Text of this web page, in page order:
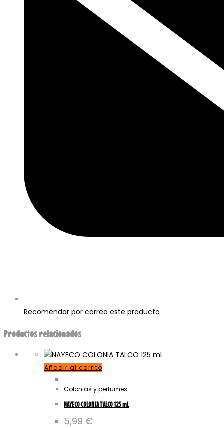
Recomendar por correo este producto
Productos relacionados
Añadir al carrito
Colonias y perfumes
NAYECO COLONIA TALCO 125 mL
5,99 €